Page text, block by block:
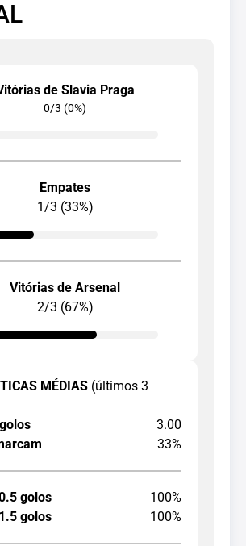
de Slavia Praga
0/3 (0%)
Empates
1/3 (33%)
Vitórias de Arsenal
2/3 (67%)
MÉDIAS (últimos 3
3.00
33%
golos
100%
golos
100%